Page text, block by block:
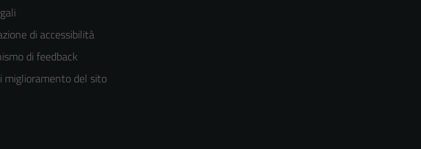
di accessibilità
di feedback
miglioramento del sito